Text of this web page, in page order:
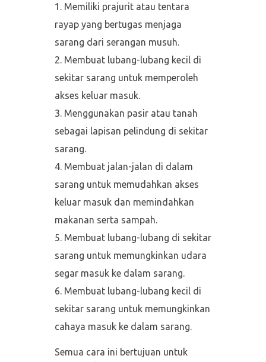
Memiliki prajurit atau tentara
rayap yang bertugas menjaga
sarang dari serangan musuh.
Membuat lubang-lubang kecil di
sekitar sarang untuk memperoleh
akses keluar masuk.
Menggunakan pasir atau tanah
sebagai lapisan pelindung di sekitar
sarang.
Membuat jalan-jalan di dalam
sarang untuk memudahkan akses
keluar masuk dan memindahkan
makanan serta sampah.
Membuat lubang-lubang di sekitar
sarang untuk memungkinkan udara
segar masuk ke dalam sarang.
Membuat lubang-lubang kecil di
sekitar sarang untuk memungkinkan
cahaya masuk ke dalam sarang.
Semua cara ini bertujuan untuk